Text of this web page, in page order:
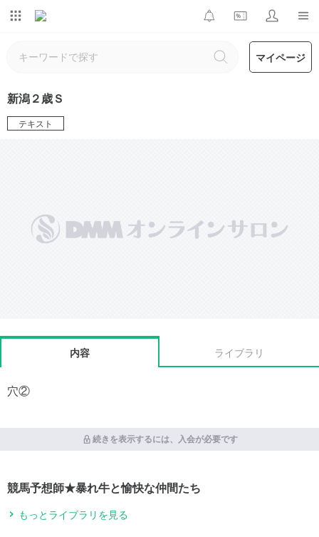
マイページ
新潟２歳Ｓ
テキスト
内容 ライブラリ
穴②
続きを表示するには、入会が必要です
競馬予想師★暴れ牛と愉快な仲間たち
もっとライブラリを見る